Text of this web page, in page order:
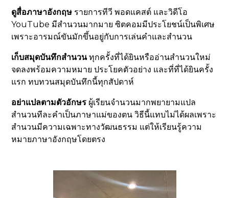
ดูสื่อภาษาอังกฤษ รายการทีวี พอดแคสต์ และวิดีโอ
YouTube มีสำนวนมากมาย ซิตคอมมีประโยชน์เป็นพิเศษ
เพราะอารมณ์ขันมักขึ้นอยู่กับการเล่นคำและสำนวน
เก็บสมุดบันทึกสำนวนทุกครั้งที่ได้ยินหรืออ่านสำนวนใหม่
จดลงพร้อมความหมาย ประโยคตัวอย่าง และที่ที่ได้ยินครั้ง
แรก ทบทวนสมุดบันทึกนี้ทุกสัปดาห์
อย่าแปลตามตัวอักษร ผู้เรียนจำนวนมากพยายามแปล
สำนวนทีละคำเป็นภาษาแม่ของตน วิธีนี้แทบไม่ได้ผลเพราะ
สำนวนมีความเฉพาะทางวัฒนธรรม แต่ให้เรียนรู้ความ
หมายภาษาอังกฤษโดยตรง